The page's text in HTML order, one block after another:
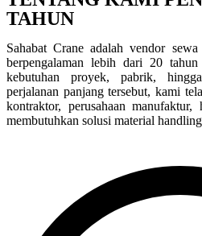
TAHUN
Sahabat Crane adalah vendor
berpengalaman lebih dari 20
kebutuhan proyek, pabrik,
perjalanan panjang tersebut, kami
kontraktor, perusahaan
membutuhkan solusi material